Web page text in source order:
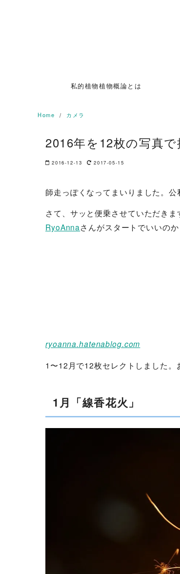
私的植物植物概論とは
Home カメラ
2016年を12枚の写真
2016-12-13 2017-05-15
師走っぽくなってまいりました。
さて、サッと便乗させていただきま
RyoAnnaさんがスタートでいいのか
ryoanna.hatenablog.com
1〜12月で12枚セレクトしました。
1月「線香花火」